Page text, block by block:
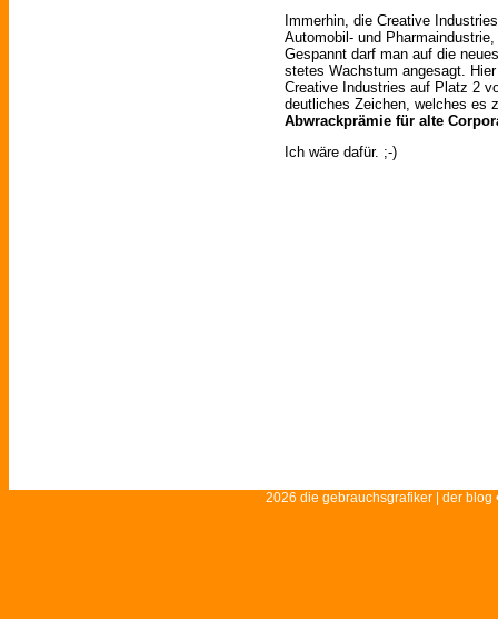
Immerhin, die Creative
Automobil- und
Gespannt darf man auf die
stetes Wachstum angesagt.
Creative Industries auf Platz 2
deutliches Zeichen, welches es
Abwrackprämie für alte
Ich wäre dafür. ;-)
2026 die gebrauchsgrafiker | der blog